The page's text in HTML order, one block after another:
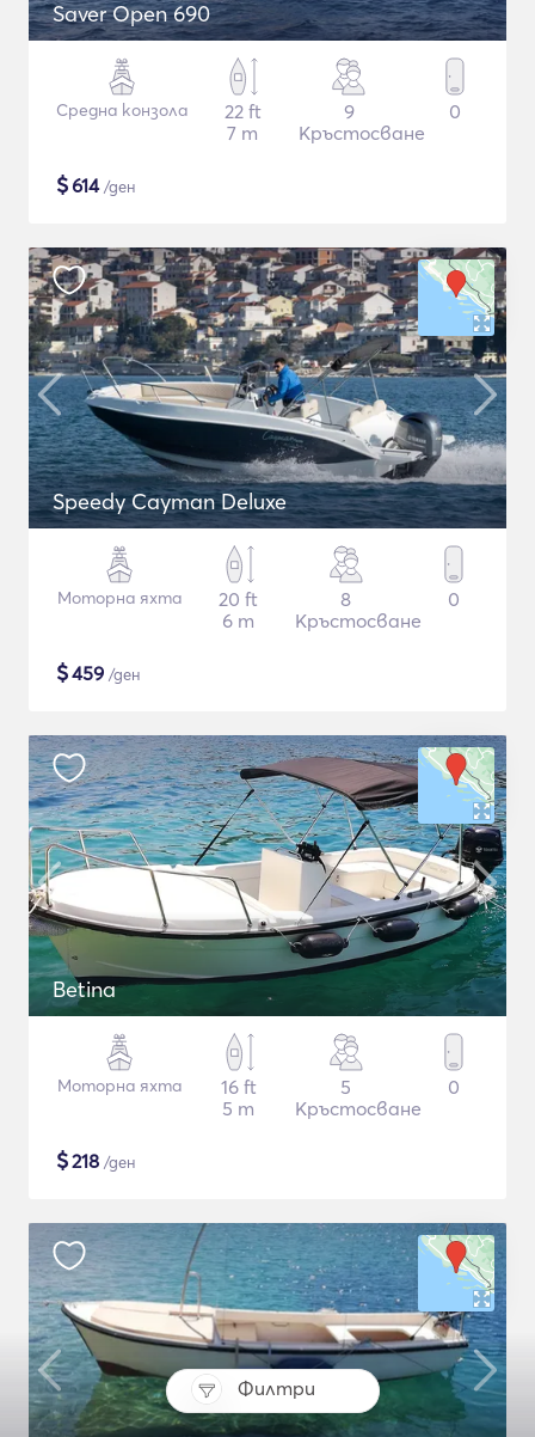
Филтри
Saver Open 690
Средна конзола
22 ft
7 m
9
Кръстосване
0
$614/ден
Speedy Cayman Deluxe
Моторна яхта
20 ft
6 m
8
Кръстосване
0
$459 /ден
Betina
Моторна яхта
16 ft
5 m
5
Кръстосване
0
$218 /ден